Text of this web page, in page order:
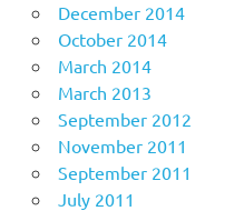
December 2014
October 2014
March 2014
March 2013
September 2012
November 2011
September 2011
July 2011